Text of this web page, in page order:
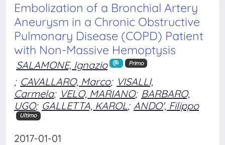
Embolization of a Bronchial Artery
Aneurysm in a Chronic Obstructive
Pulmonary Disease (COPD) Patient
with Non-Massive Hemoptysis
SALAMONE, Ignazio Primo
; CAVALLARO, Marco; VISALLI,
Carmela; VELO, MARIANO; BARBARO,
UGO; GALLETTA, KAROL; ANDO', Filippo
Ultimo
2017-01-01